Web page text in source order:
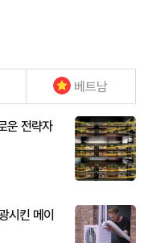
베트남
운 전략자
시킨 메이